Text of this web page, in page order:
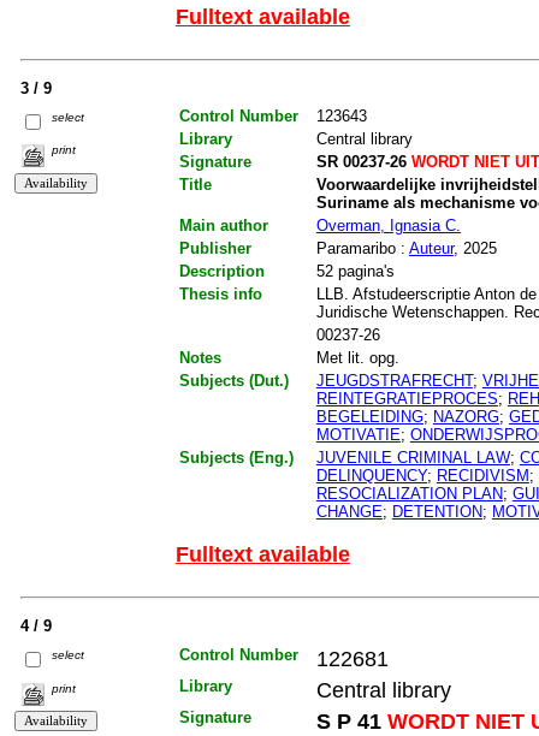
Fulltext available
3 / 9
select
print
Control Number
123643
Library
Central library
Signature
SR 00237-26WORDT NIET
Title
Voorwaardelijke
Suriname als mechanisme
Main author
Overman, Ignasia C.
Publisher
Paramaribo : Auteur, 2025
Description
52 pagina's
Thesis info
LLB. Afstudeerscriptie Anton
Juridische Wetenschappen.
00237-26
Notes
Met lit. opg.
Subjects (Dut.)
JEUGDSTRAFRECHT;
REINTEGRATIEPROCES;
BEGELEIDING; NAZORG;
MOTIVATIE;
Subjects (Eng.)
JUVENILE CRIMINAL LAW;
DELINQUENCY; RECIDIVISM ;
RESOCIALIZATION PLAN;
CHANGE; DETENTION;
Fulltext available
4 / 9
select
print
Control Number 122681
Library Central library
Signature S P 41WORDT NIET